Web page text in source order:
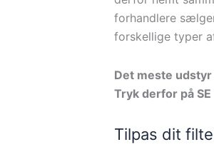
forhandlere
forskellige typer
Det meste
Tryk derfor på
Tilpas dit